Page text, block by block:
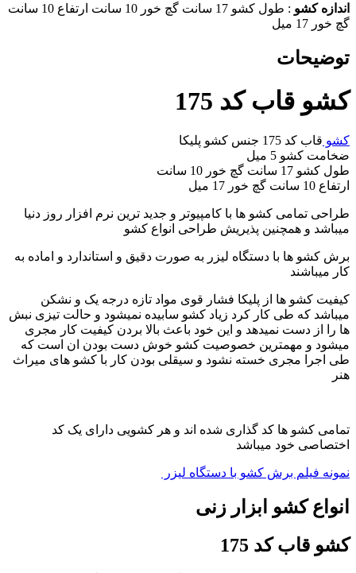
اندازه کشو
: طول کشو 17 سانت گچ خور 10 سانت ارتفاع 10 سانت
گچ خور 17 میل
توضیحات
کشو قاب کد 175
کشو قاب کد 175 جنس کشو پلیکا
ضخامت کشو 5 میل
طول کشو 17 سانت گچ خور 10 سانت
ارتفاع 10 سانت گچ خور 17 میل
طراحی تمامی کشو ها با کامپیوتر و جدید ترین نرم افزار روز دنیا
میباشد و همچنین پذیریش طراحی انواع کشو
برش کشو ها با دستگاه لیزر به صورت دقیق و استاندارد و اماده به
کار میباشند
کیفیت کشو ها از پلیکا فشار قوی مواد تازه درجه یک و نشکن
میباشد که طی کار کرد زیاد کشو سابیده نمیشود و حالت تیزی نبش
ها را از دست نمیدهد و این خود باعث بالا بردن کیفیت کار مجری
میشود و مهمترین خصوصیت کشو خوش دست بودن ان است که
طی اجرا مجری خسته نشود و سیقلی بودن کار با کشو های میراث
هنر
تمامی کشو ها کد گذاری شده اند و هر کشویی دارای یک کد
اختصاصی خود میباشد
نمونه فیلم برش کشو با دستگاه لیزر
انواع کشو ابزار زنی
کشو قاب کد 175